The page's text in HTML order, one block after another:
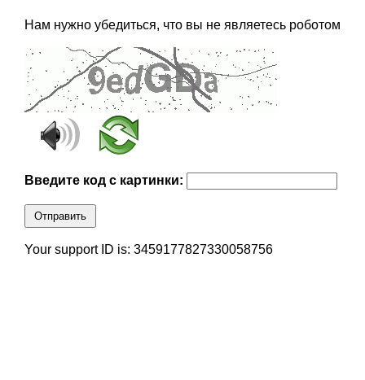
Нам нужно убедиться, что вы не являетесь роботом
Введите код с картинки:
Отправить
Your support ID is: 3459177827330058756